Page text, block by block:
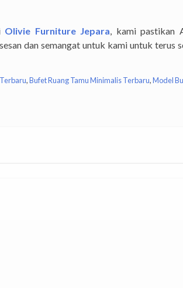
Olivie Furniture Jepara, kami pastikan
dan semangat untuk kami untuk terus
,Bufet Ruang Tamu Minimalis Terbaru,Model